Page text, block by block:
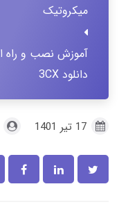
میکروتیک
دانلود 3CX